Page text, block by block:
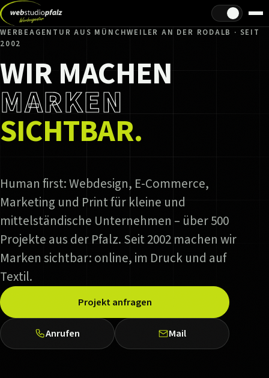
Hell/Dunkel
WERBEAGENTUR AUS MÜNCHWEILER AN DER RODALB · SEIT
2002
WIR MACHEN
MARKEN
SICHTBAR.
Human first: Webdesign, E-Commerce,
Marketing und Print für kleine und
mittelständische Unternehmen – über 500
Projekte aus der Pfalz. Seit 2002 machen wir
Marken sichtbar: online, im Druck und auf
Textil.
Projekt anfragen
Anrufen Mail